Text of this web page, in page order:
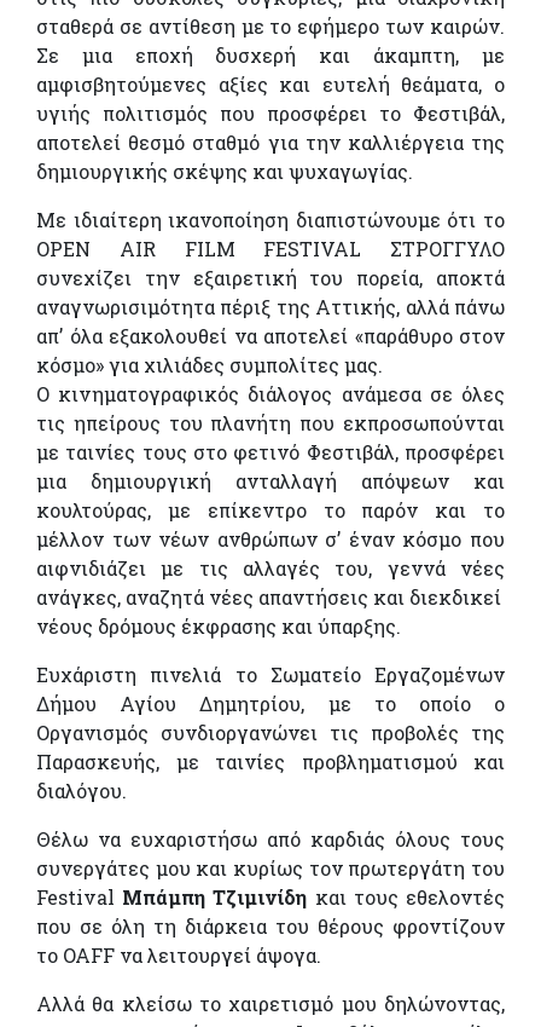
σταθερά σε αντίθεση με το εφήμερο των καιρών.
Σε μια εποχή δυσχερή και άκαμπτη, με
αμφισβητούμενες αξίες και ευτελή θεάματα, ο
υγιής πολιτισμός που προσφέρει το Φεστιβάλ,
αποτελεί θεσμό σταθμό για την καλλιέργεια της
δημιουργικής σκέψης και ψυχαγωγίας.
Με ιδιαίτερη ικανοποίηση διαπιστώνουμε ότι το
OPEN AIR FILM FESTIVAL ΣΤΡΟΓΓΥΛΟ
συνεχίζει την εξαιρετική του πορεία, αποκτά
αναγνωρισιμότητα πέριξ της Αττικής, αλλά πάνω
απ’ όλα εξακολουθεί να αποτελεί «παράθυρο στον
κόσμο» για χιλιάδες συμπολίτες μας.
Ο κινηματογραφικός διάλογος ανάμεσα σε όλες
τις ηπείρους του πλανήτη που εκπροσωπούνται
με ταινίες τους στο φετινό Φεστιβάλ, προσφέρει
μια δημιουργική ανταλλαγή απόψεων και
κουλτούρας, με επίκεντρο το παρόν και το
μέλλον των νέων ανθρώπων σ’ έναν κόσμο που
αιφνιδιάζει με τις αλλαγές του, γεννά νέες
ανάγκες, αναζητά νέες απαντήσεις και διεκδικεί
νέους δρόμους έκφρασης και ύπαρξης.
Ευχάριστη πινελιά το Σωματείο Εργαζομένων
Δήμου Αγίου Δημητρίου, με το οποίο ο
Οργανισμός συνδιοργανώνει τις προβολές της
Παρασκευής, με ταινίες προβληματισμού και
διαλόγου.
Θέλω να ευχαριστήσω από καρδιάς όλους τους
συνεργάτες μου και κυρίως τον πρωτεργάτη του
Festival Μπάμπη Τζιμινίδη και τους εθελοντές
που σε όλη τη διάρκεια του θέρους φροντίζουν
το OAFF να λειτουργεί άψογα.
Αλλά θα κλείσω το χαιρετισμό μου δηλώνοντας,